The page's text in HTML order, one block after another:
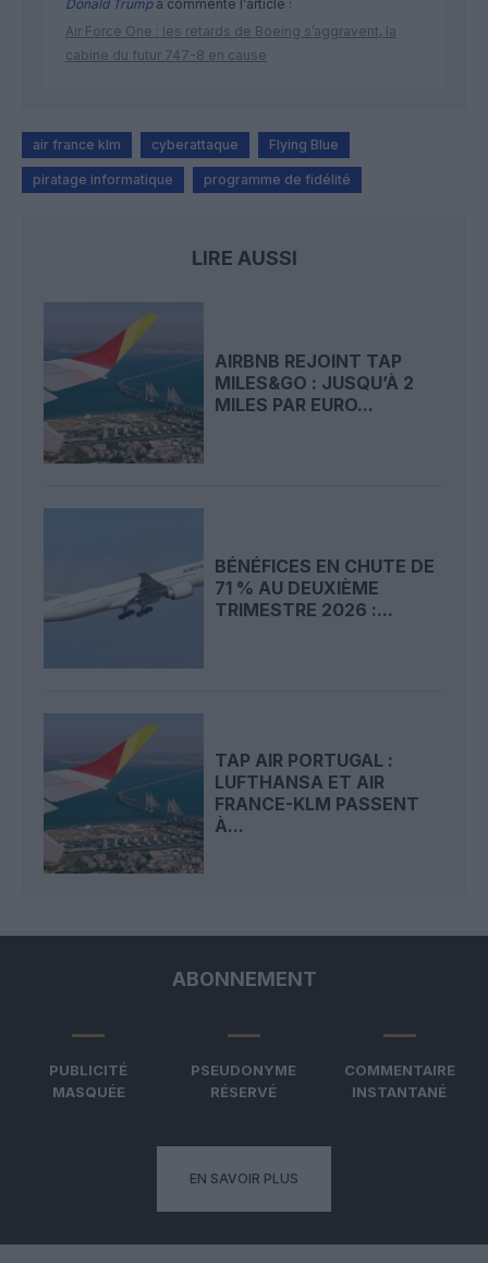
Donald Trumpa commenté l'article :
Air Force One : les retards de Boeing s’aggravent, la
cabine du futur 747-8 en cause
air france klm cyberattaque Flying Blue
piratage informatique programme de fidélité
LIRE AUSSI
AIRBNB REJOINT TAP
MILES&GO : JUSQU’À 2
MILES PAR EURO...
BÉNÉFICES EN CHUTE DE
71 % AU DEUXIÈME
TRIMESTRE 2026 :...
TAP AIR PORTUGAL :
LUFTHANSA ET AIR
FRANCE-KLM PASSENT
À...
ABONNEMENT
PUBLICITÉ
MASQUÉE
PSEUDONYME
RÉSERVÉ
COMMENTAIRE
INSTANTANÉ
EN SAVOIR PLUS